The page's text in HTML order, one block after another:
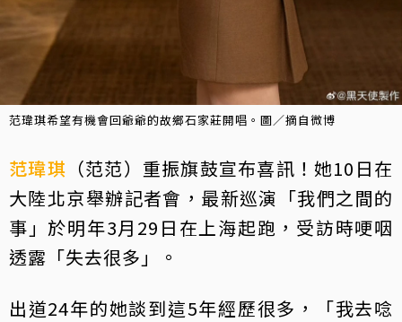
范瑋琪希望有機會回爺爺的故鄉石家莊開唱。圖／摘自微博
范瑋琪 （范范）重振旗鼓宣布喜訊！她10日在
大陸北京舉辦記者會，最新巡演「我們之間的
事」於明年3月29日在上海起跑，受訪時哽咽
透露「失去很多」。
出道24年的她談到這5年經歷很多，「我去唸